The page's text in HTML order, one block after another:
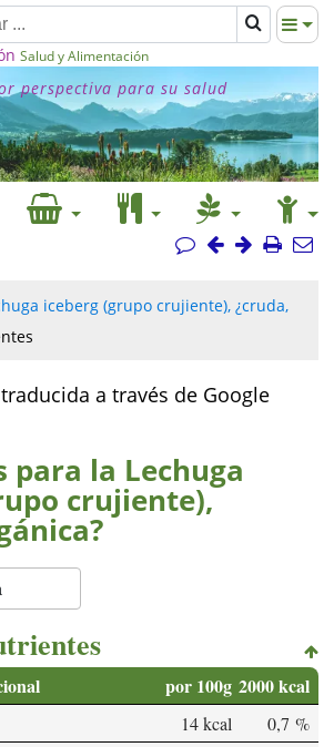
Salud y Alimentación
perspectiva para su salud
iceberg (grupo crujiente), ¿cruda,
a través de Google
la Lechuga
crujiente),
por 100g 2000 kcal
14 kcal
0,7 %